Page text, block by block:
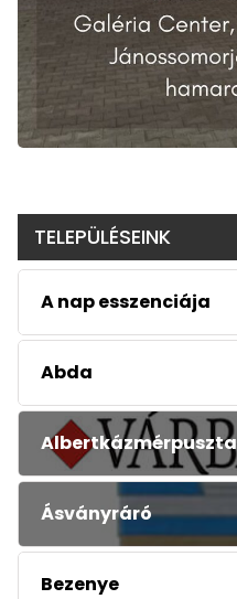
TELEPÜLÉSEINK
A nap esszenciája
Abda
Albertkázmérpuszta
Ásványráró
Bezenye